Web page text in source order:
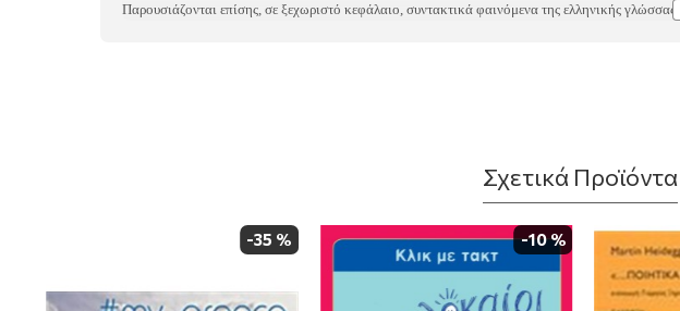
Παρουσιάζονται επίσης, σε ξεχωριστό κεφάλαιο, συντακτικά φαινόμενα της ελληνικής
Σχετικά Προϊόντα
-35 % -10 %